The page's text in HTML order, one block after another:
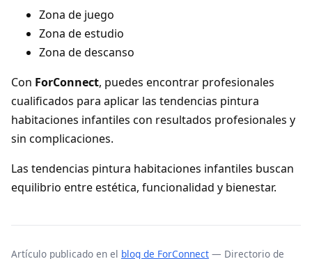
Zona de juego
Zona de estudio
Zona de descanso
Con ForConnect, puedes encontrar profesionales
cualificados para aplicar las tendencias pintura
habitaciones infantiles con resultados profesionales y
sin complicaciones.
Las tendencias pintura habitaciones infantiles buscan
equilibrio entre estética, funcionalidad y bienestar.
Artículo publicado en el blog de ForConnect — Directorio de